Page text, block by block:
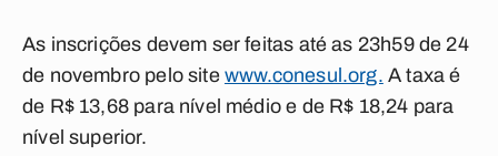
As inscrições devem ser feitas até as 23h59 de 24
de novembro pelo site www.conesul.org. A taxa é
de R$ 13,68 para nível médio e de R$ 18,24 para
nível superior.